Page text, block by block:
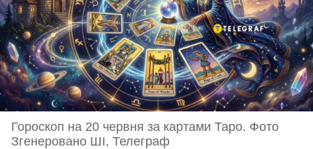
Гороскоп на 20 червня за картами Таро. Фото
Згенеровано ШІ, Телеграф